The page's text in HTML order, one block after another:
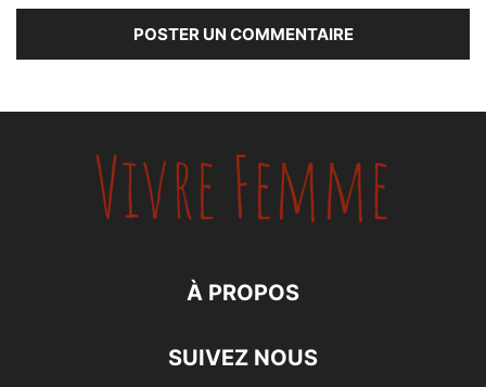
À PROPOS
SUIVEZ NOUS